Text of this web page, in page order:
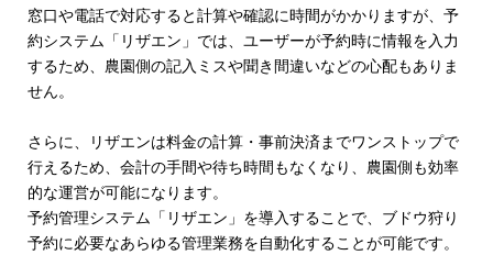
窓口や電話で対応すると計算や確認に時間がかかりますが、予
約システム「リザエン」では、ユーザーが予約時に情報を入力
するため、農園側の記入ミスや聞き間違いなどの心配もありま
せん。
さらに、リザエンは料金の計算・事前決済までワンストップで
行えるため、会計の手間や待ち時間もなくなり、農園側も効率
的な運営が可能になります。
予約管理システム「リザエン」を導入することで、ブドウ狩り
予約に必要なあらゆる管理業務を自動化することが可能です。